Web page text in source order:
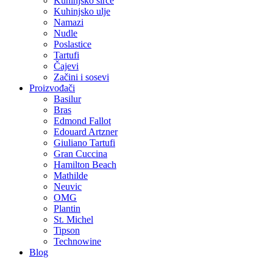
Kuhinjsko ulje
Namazi
Nudle
Poslastice
Tartufi
Čajevi
Začini i sosevi
Proizvođači
Basilur
Bras
Edmond Fallot
Edouard Artzner
Giuliano Tartufi
Gran Cuccina
Hamilton Beach
Mathilde
Neuvic
OMG
Plantin
St. Michel
Tipson
Technowine
Blog